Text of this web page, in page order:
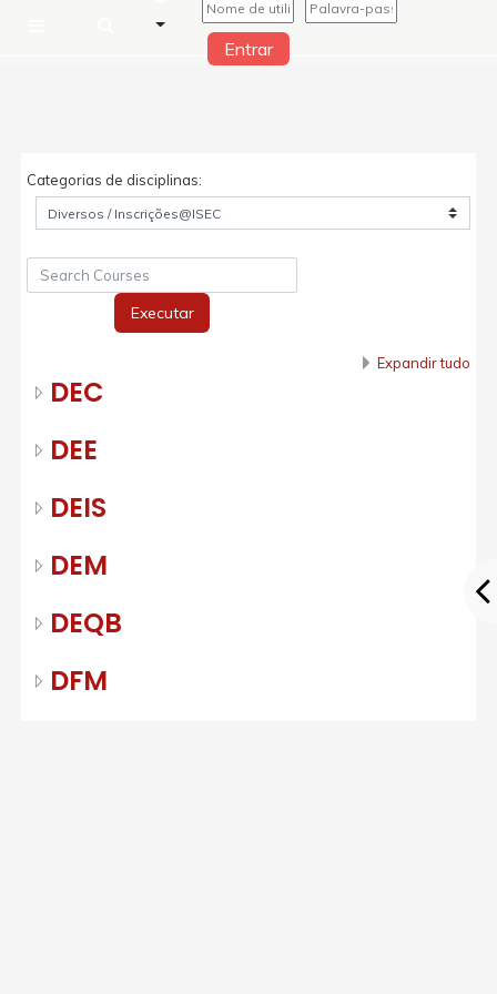
Entrar
Categorias de disciplinas:
Executar
Expandir tudo
DEC
DEE
DEIS
DEM
DEQB
DFM